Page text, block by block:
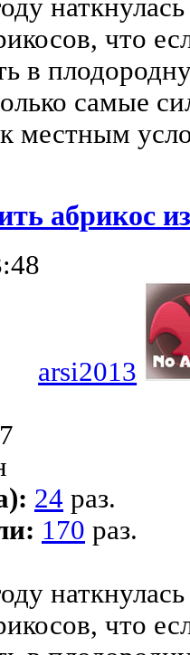
что
в
самые
местным
абрикос
arsi2013
24 раз.
170 раз.
что